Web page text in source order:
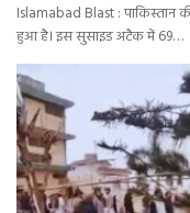
Islamabad Blast : पाकिस्तान
हुआ है। इस सुसाइड अटैक में 69…